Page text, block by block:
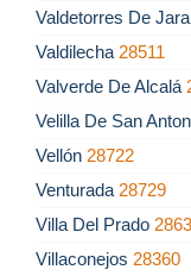
Valdetorres De
Valdilecha 28511
Valverde De Alcalá
Velilla De San
Vellón 28722
Venturada 28729
Villa Del Prado
Villaconejos 28360